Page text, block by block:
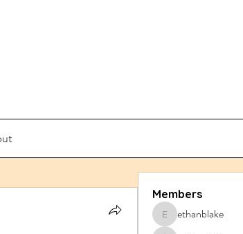
Members
ethanblake
ethanblake